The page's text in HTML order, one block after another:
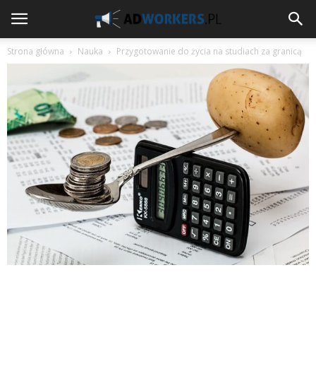
Strona główna Nauka Przygotowanie do życia na studiach za granicą